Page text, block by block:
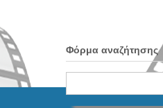
Φόρμα αναζήτησης